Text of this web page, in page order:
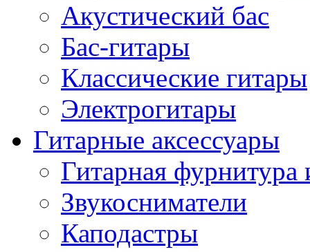
Акустический бас
Бас-гитары
Классические гитары
Электрогитары
Гитарные аксессуары
Гитарная фурнитура
Звукосниматели
Каподастры